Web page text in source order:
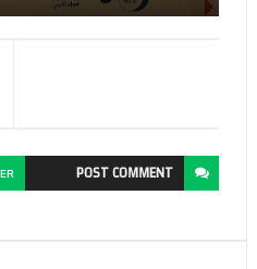
POSTCOMMENT